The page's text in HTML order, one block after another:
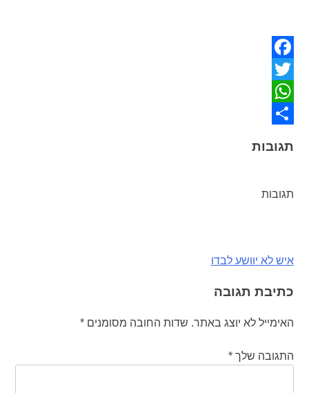
Facebook
Twitter
WhatsApp
תגובות
תגובות
ניווט
איש לא יוושע לבדו
כתיבת תגובה
האימייל לא יוצג באתר. שדות החובה מסומנים*
התגובה שלך*